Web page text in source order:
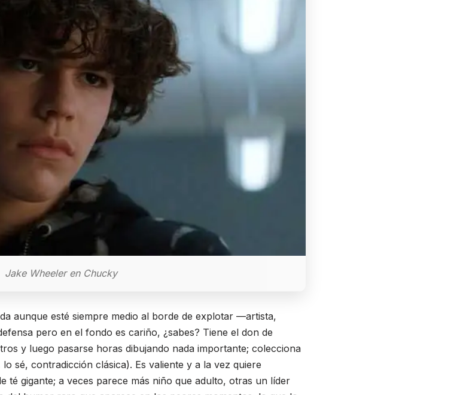
Jake Wheeler en Chucky
aunque esté siempre medio al borde de explotar —artista,
pero en el fondo es cariño, ¿sabes? Tiene el don de
y luego pasarse horas dibujando nada importante; colecciona
sé, contradicción clásica). Es valiente y a la vez quiere
té gigante; a veces parece más niño que adulto, otras un líder